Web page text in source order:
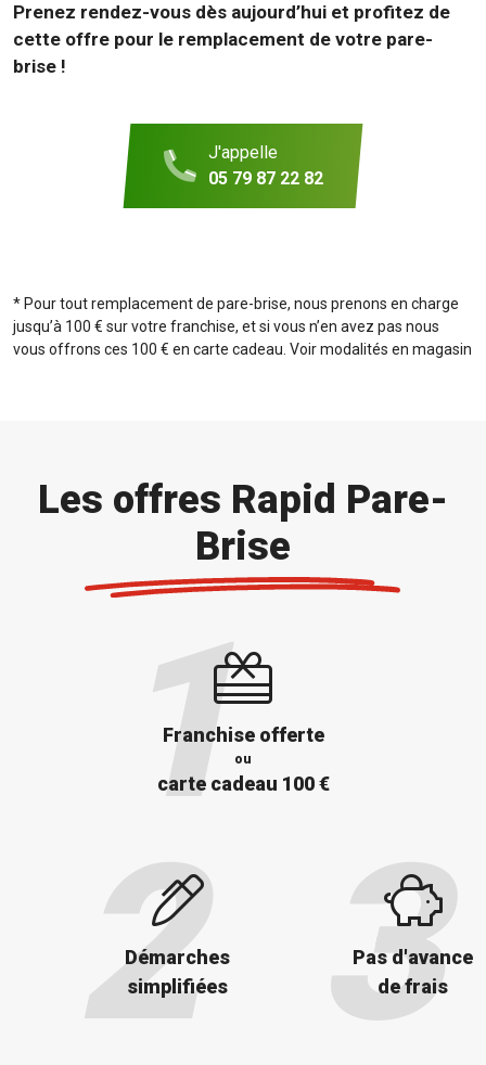
Prenez rendez-vous dès aujourd’hui et profitez de
cette offre pour le remplacement de votre pare-
brise !
J'appelle
05 79 87 22 82
* Pour tout remplacement de pare-brise, nous prenons en charge
jusqu’à 100 € sur votre franchise, et si vous n’en avez pas nous
vous offrons ces 100 € en carte cadeau. Voir modalités en magasin
Les offres Rapid Pare-
Brise
Franchise offerte
ou
carte cadeau 100 €
Démarches
simplifiées
Pas d'avance
de frais